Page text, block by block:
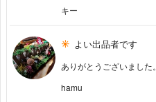
キー
よい出品者です
ありがとうございました。
hamu